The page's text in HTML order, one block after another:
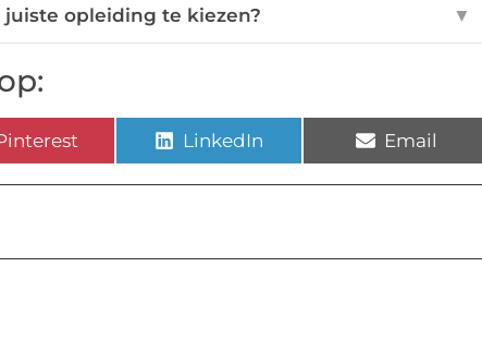
opleiding te kiezen? ▼
LinkedIn Email